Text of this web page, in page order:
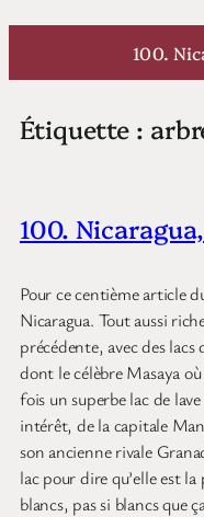
Aller
100.
Étiquette :
100.
Pour ce centième article
Nicaragua. Tout aussi
précédente, avec des
dont le célèbre Masaya
fois un superbe lac de
intérêt, de la capitale
son ancienne rivale
lac pour dire qu’elle est
blancs, pas si blancs que